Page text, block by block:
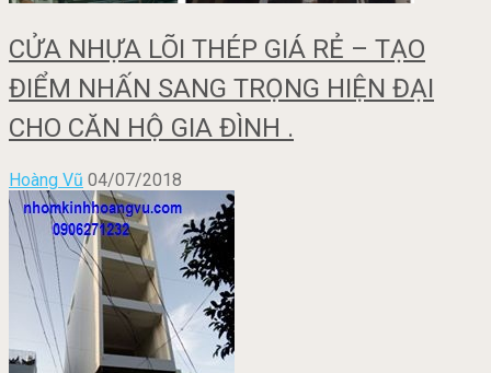
CỬA NHỰA LÕI THÉP GIÁ RẺ – TẠO
ĐIỂM NHẤN SANG TRỌNG HIỆN ĐẠI
CHO CĂN HỘ GIA ĐÌNH .
Hoàng Vũ 04/07/2018